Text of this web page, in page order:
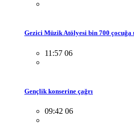
Gezici Müzik Atölyesi bin 700 çocuğa
11:57 06
Gençlik konserine çağrı
09:42 06